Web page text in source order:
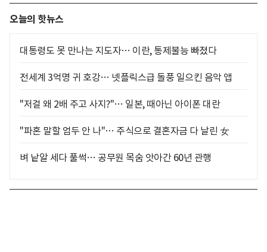
오늘의 핫뉴스
대통령도 못 만나는 지도자… 이란, 통제불능 빠졌다
전세계 3억명 귀 호강… 넷플릭스급 돌풍 일으킨 음악 앱
"저걸 왜 2배 주고 사지?"… 일본, 때아닌 아이폰 대란
"파혼 말할 엄두 안 나"… 주식으로 결혼자금 다 날린 女
벼 낱알 세다 풀썩… 공무원 목숨 앗아간 60년 관행